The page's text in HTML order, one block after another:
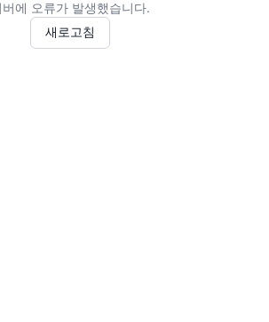
버에 오류가 발생했습니다.
새로고침